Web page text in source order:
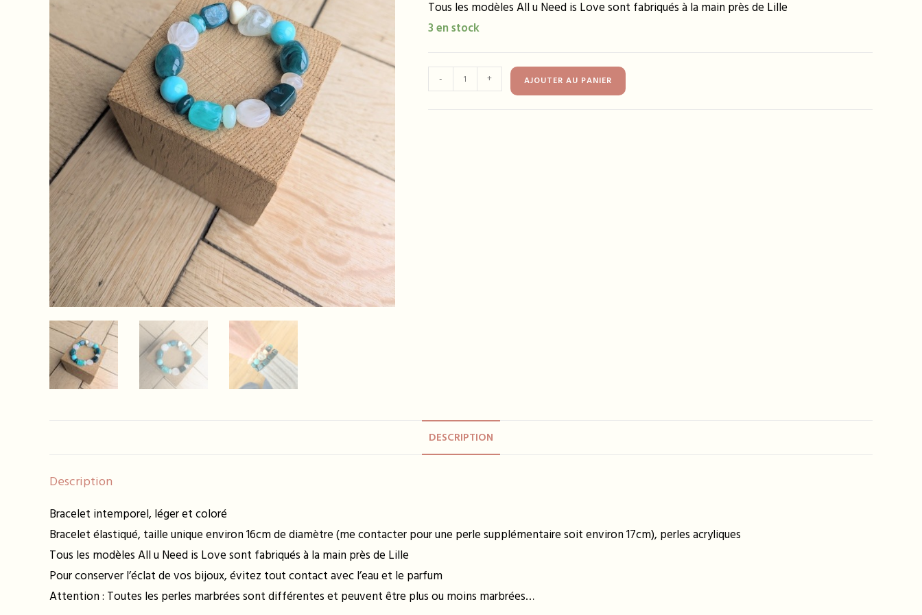
Tous les modèles All u Need is Love sont fabriqués à la main près de Lille
3 en stock
de
- + AJOUTER AU PANIER
DESCRIPTION
Description
Bracelet intemporel, léger et coloré
Bracelet élastiqué, taille unique environ 16cm de diamètre (me contacter pour une perle supplémentaire soit environ 17cm), perles acryliques
Tous les modèles All u Need is Love sont fabriqués à la main près de Lille
Pour conserver l’éclat de vos bijoux, évitez tout contact avec l’eau et le parfum
Attention : Toutes les perles marbrées sont différentes et peuvent être plus ou moins marbrées…